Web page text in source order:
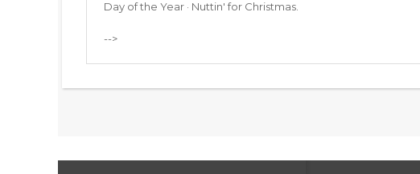
Day of the Year · Nuttin' for Christmas.
-->